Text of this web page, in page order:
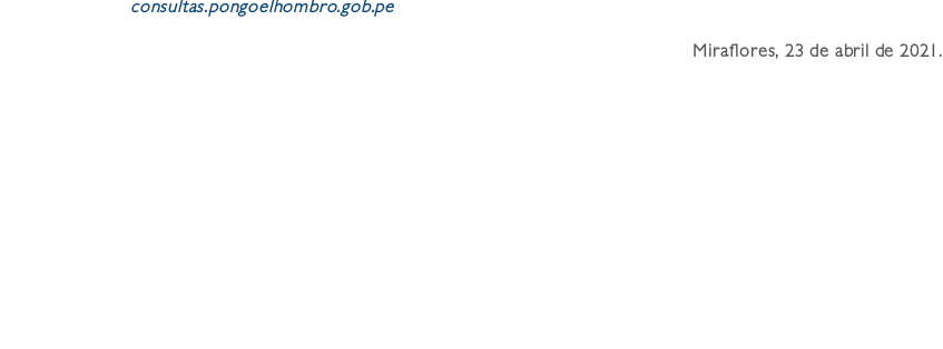
consultas.pongoelhombro.gob.pe
Miraflores, 23 de abril de 2021.